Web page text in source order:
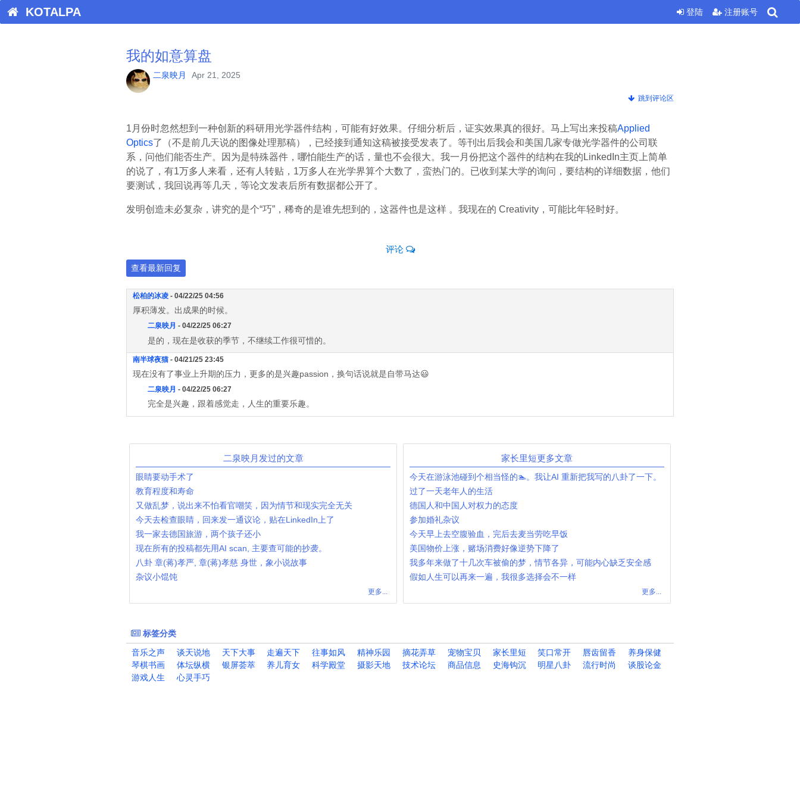
KOTALPA 登陆 注册账号
我的如意算盘
二泉映月 Apr 21, 2025
跳到评论区
1月份时忽然想到一种创新的科研用光学器件结构，可能有好效果。仔细分析后，证实效果真的很好。马上写出来投稿Applied
Optics了（不是前几天说的图像处理那稿），已经接到通知这稿被接受发表了。等刊出后我会和美国几家专做光学器件的公司联
系，问他们能否生产。因为是特殊器件，哪怕能生产的话，量也不会很大。我一月份把这个器件的结构在我的LinkedIn主页上简单
的说了，有1万多人来看，还有人转贴，1万多人在光学界算个大数了，蛮热门的。已收到某大学的询问，要结构的详细数据，他们
要测试，我回说再等几天，等论文发表后所有数据都公开了。
发明创造未必复杂，讲究的是个“巧”，稀奇的是谁先想到的，这器件也是这样 。我现在的 Creativity，可能比年轻时好。
评论
查看最新回复
松柏的冰凌 - 04/22/25 04:56
厚积薄发。出成果的时候。
二泉映月 - 04/22/25 06:27
是的，现在是收获的季节，不继续工作很可惜的。
南半球夜猫 - 04/21/25 23:45
现在没有了事业上升期的压力，更多的是兴趣passion，换句话说就是自带马达😃
二泉映月 - 04/22/25 06:27
完全是兴趣，跟着感觉走，人生的重要乐趣。
二泉映月发过的文章
眼睛要动手术了
教育程度和寿命
又做乱梦，说出来不怕看官嘲笑，因为情节和现实完全无关
今天去检查眼睛，回来发一通议论，贴在LinkedIn上了
我一家去德国旅游，两个孩子还小
现在所有的投稿都先用AI scan, 主要查可能的抄袭。
八卦 章(蒋)孝严, 章(蒋)孝慈 身世，象小说故事
杂议小馄饨
更多...
家长里短更多文章
今天在游泳池碰到个相当怪的🏊。我让AI 重新把我写的八卦了一下。
过了一天老年人的生活
德国人和中国人对权力的态度
参加婚礼杂议
今天早上去空腹验血，完后去麦当劳吃早饭
美国物价上涨，赌场消费好像逆势下降了
我多年来做了十几次车被偷的梦，情节各异，可能内心缺乏安全感
假如人生可以再来一遍，我很多选择会不一样
更多...
标签分类
音乐之声
谈天说地 天下大事 走遍天下 往事如风 精神乐园 摘花弄草 宠物宝贝 家长里短 笑口常开 唇齿留香
养身保健
琴棋书画
体坛纵横 银屏荟萃 养儿育女 科学殿堂 摄影天地 技术论坛 商品信息 史海钩沉 明星八卦 流行时尚
谈股论金
游戏人生
心灵手巧